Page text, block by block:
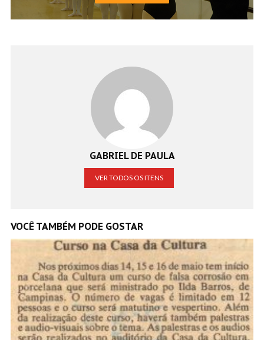
GABRIEL DE PAULA
VER TODOS OS ITENS
VOCÊ TAMBÉM PODE GOSTAR